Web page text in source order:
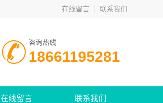
在线留言 联系我们
咨询热线
18661195281
在线留言 联系我们